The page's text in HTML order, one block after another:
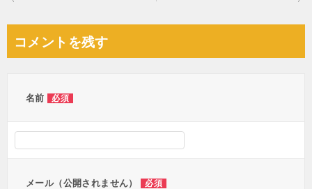
ビ
コメントを残す
名前 必須
メール（公開されません） 必須